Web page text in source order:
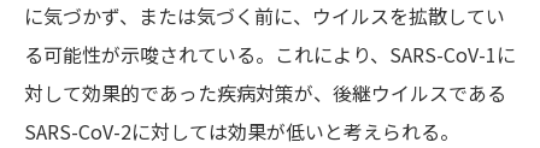
に気づかず、または気づく前に、ウイルスを拡散してい
る可能性が示唆されている。これにより、SARS-CoV-1に
対して効果的であった疾病対策が、後継ウイルスである
SARS-CoV-2に対しては効果が低いと考えられる。